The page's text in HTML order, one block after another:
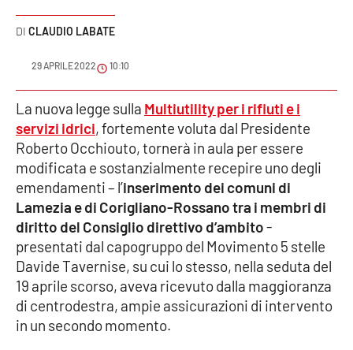
Podcast
Meteo
Editoriali
VIDEO
Ambiente
Cronaca
Cultura
Economia e Lavoro
CLAUDIO LABATE
29 APRILE 2022 10:10
La nuova legge sulla Multiutility per i rifiuti e i
servizi idrici, fortemente voluta dal Presidente
Roberto Occhiouto, tornerà in aula per essere
modificata e sostanzialmente recepire uno degli
emendamenti – l’inserimento dei comuni di
Lamezia e di Corigliano-Rossano tra i membri di
diritto del Consiglio direttivo d’ambito-
presentati dal capogruppo del Movimento 5 stelle
Davide Tavernise, su cui lo stesso, nella seduta del
19 aprile scorso, aveva ricevuto dalla maggioranza
di centrodestra, ampie assicurazioni di intervento
in un secondo momento.